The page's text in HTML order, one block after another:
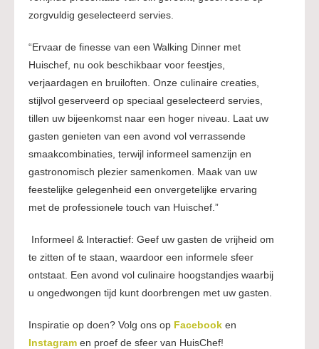
zorgvuldig geselecteerd servies.
“Ervaar de finesse van een Walking Dinner met
Huischef, nu ook beschikbaar voor feestjes,
verjaardagen en bruiloften. Onze culinaire creaties,
stijlvol geserveerd op speciaal geselecteerd servies,
tillen uw bijeenkomst naar een hoger niveau. Laat uw
gasten genieten van een avond vol verrassende
smaakcombinaties, terwijl informeel samenzijn en
gastronomisch plezier samenkomen. Maak van uw
feestelijke gelegenheid een onvergetelijke ervaring
met de professionele touch van Huischef.”
Informeel & Interactief: Geef uw gasten de vrijheid om
te zitten of te staan, waardoor een informele sfeer
ontstaat. Een avond vol culinaire hoogstandjes waarbij
u ongedwongen tijd kunt doorbrengen met uw gasten.
Inspiratie op doen? Volg ons op Facebook en
Instagram en proef de sfeer van HuisChef!